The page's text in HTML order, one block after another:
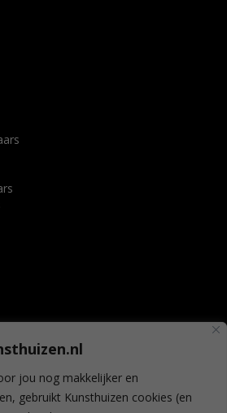
jou nog makkelijker en
gebruikt Kunsthuizen cookies (en